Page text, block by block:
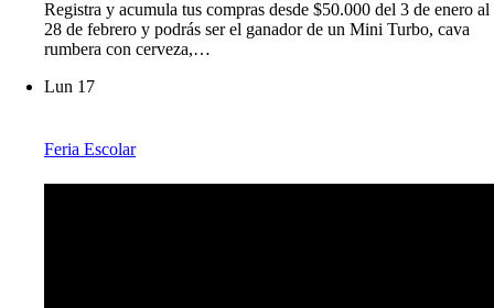
Registra y acumula tus compras desde $50.000 del 3 de enero al
28 de febrero y podrás ser el ganador de un Mini Turbo, cava
rumbera con cerveza,…
Lun 17
Feria Escolar